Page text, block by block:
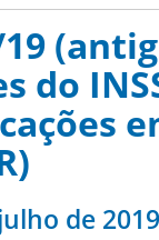
do
de 2019